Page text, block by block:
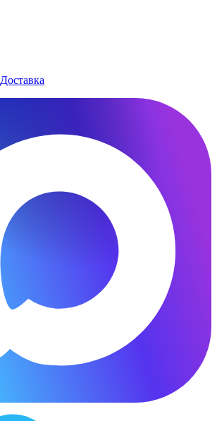
Доставка